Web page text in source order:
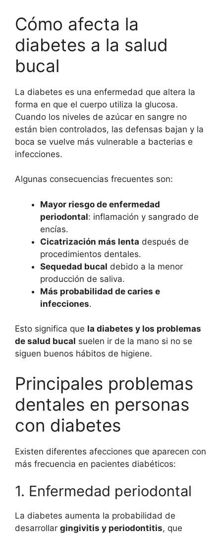
Cómo afecta la
diabetes a la salud
bucal
La diabetes es una enfermedad que altera la
forma en que el cuerpo utiliza la glucosa.
Cuando los niveles de azúcar en sangre no
están bien controlados, las defensas bajan y la
boca se vuelve más vulnerable a bacterias e
infecciones.
Algunas consecuencias frecuentes son:
Mayor riesgo de enfermedad
periodontal: inflamación y sangrado de
encías.
Cicatrización más lenta después de
procedimientos dentales.
Sequedad bucal debido a la menor
producción de saliva.
Más probabilidad de caries e
infecciones.
Esto significa que la diabetes y los problemas
de salud bucal suelen ir de la mano si no se
siguen buenos hábitos de higiene.
Principales problemas
dentales en personas
con diabetes
Existen diferentes afecciones que aparecen con
más frecuencia en pacientes diabéticos:
1. Enfermedad periodontal
La diabetes aumenta la probabilidad de
desarrollar gingivitis y periodontitis, que